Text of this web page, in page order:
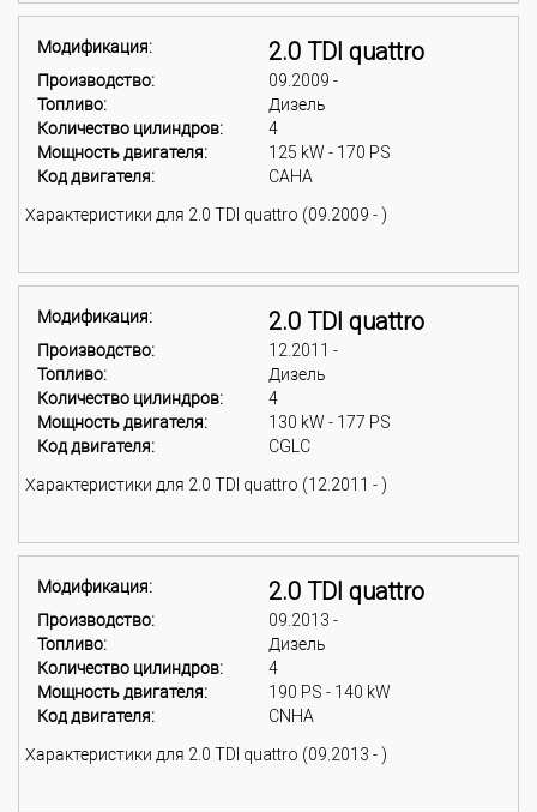
Модификация: 2.0 TDI quattro
Производство:
09.2009 -
Топливо:
Дизель
Количество цилиндров:
4
Мощность двигателя:
125 kW - 170 PS
Код двигателя:
CAHA
Характеристики для 2.0 TDI quattro (09.2009 - )
Модификация: 2.0 TDI quattro
Производство:
12.2011 -
Топливо:
Дизель
Количество цилиндров:
4
Мощность двигателя:
130 kW - 177 PS
Код двигателя:
CGLC
Характеристики для 2.0 TDI quattro (12.2011 - )
Модификация: 2.0 TDI quattro
Производство:
09.2013 -
Топливо:
Дизель
Количество цилиндров:
4
Мощность двигателя:
190 PS - 140 kW
Код двигателя:
CNHA
Характеристики для 2.0 TDI quattro (09.2013 - )